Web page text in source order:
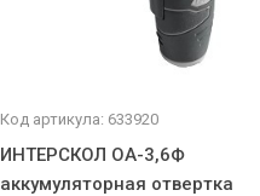
Код артикула: 633920
ИНТЕРСКОЛ ОА-3,6Ф
аккумуляторная отвертка